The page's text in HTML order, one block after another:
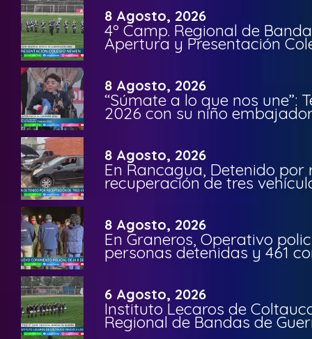
8 Agosto, 2026
4º Camp. Regional de
Apertura y Presentación
8 Agosto, 2026
“Súmate a lo que nos une”:
2026 con su niño
8 Agosto, 2026
En Rancagua, Detenido por
recuperación de tres
8 Agosto, 2026
En Graneros, Operativo
personas detenidas y 461
6 Agosto, 2026
Instituto Lecaros de
Regional de Bandas de